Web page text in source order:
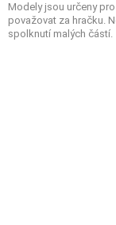
Modely jsou určeny
považovat za hračku.
spolknutí malých částí.